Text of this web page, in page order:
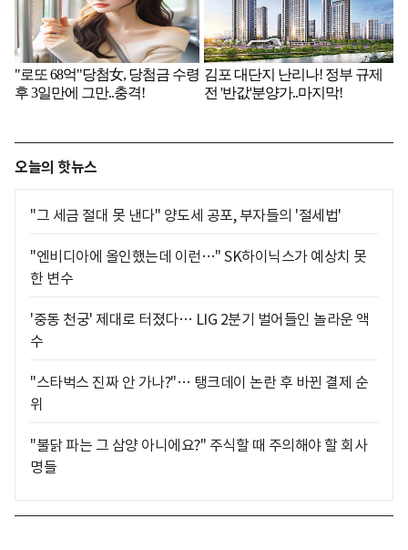
오늘의 핫뉴스
"그 세금 절대 못 낸다" 양도세 공포, 부자들의 '절세법'
"엔비디아에 올인했는데 이런…" SK하이닉스가 예상치 못
한 변수
'중동 천궁' 제대로 터졌다… LIG 2분기 벌어들인 놀라운 액
수
"스타벅스 진짜 안 가나?"… 탱크데이 논란 후 바뀐 결제 순
위
"불닭 파는 그 삼양 아니에요?" 주식할 때 주의해야 할 회사
명들